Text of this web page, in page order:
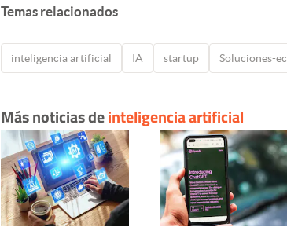
Temas relacionados
inteligencia artificial IA startup Soluciones-ec
Más noticias deinteligencia artificial